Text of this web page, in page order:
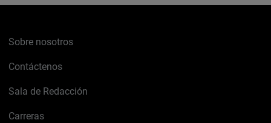
Sobre nosotros
Contáctenos
Sala de Redacción
Carreras